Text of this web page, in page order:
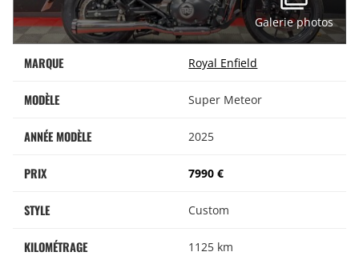
MARQUE Royal Enfield
MODÈLE Super Meteor
ANNÉE MODÈLE 2025
PRIX 7990 €
STYLE Custom
KILOMÉTRAGE 1125 km
Galerie photos